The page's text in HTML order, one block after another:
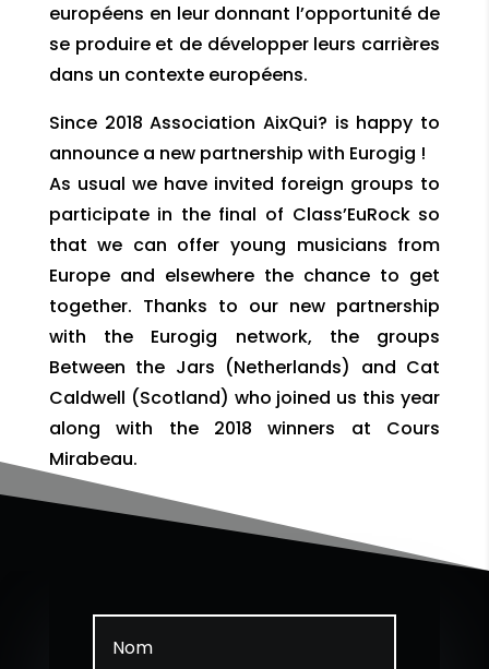
européens en leur donnant l’opportunité de
se produire et de développer leurs carrières
dans un contexte européens.
Since 2018 Association AixQui? is happy to
announce a new partnership with Eurogig !
As usual we have invited foreign groups to
participate in the final of Class’EuRock so
that we can offer young musicians from
Europe and elsewhere the chance to get
together. Thanks to our new partnership
with the Eurogig network, the groups
Between the Jars (Netherlands) and Cat
Caldwell (Scotland) who joined us this year
along with the 2018 winners at Cours
Mirabeau.